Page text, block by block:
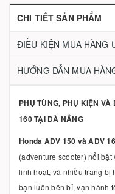
CHI TIẾT SẢN PHẨM
ĐIỀU KIỆN MUA HÀNG
HƯỚNG DẪN MUA
PHỤ TÙNG, PHỤ KIỆN
160 TẠI ĐÀ NẴNG
Honda ADV 150 và ADV
(adventure scooter) nổi
linh hoạt, và nhiều trang bị
bạn luôn bền bỉ, vận hành